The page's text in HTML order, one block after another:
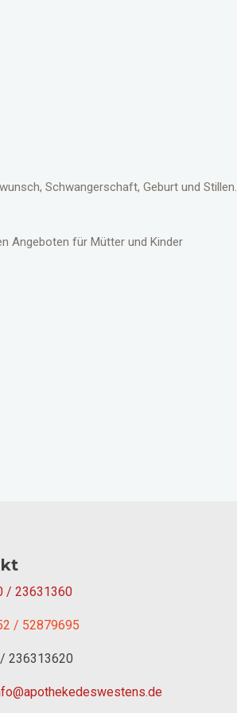
Schwangerschaft, Geburt und Stillen.
Angeboten für Mütter und Kinder
/ 23631360
/ 52879695
236313620